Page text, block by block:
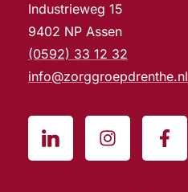
Industrieweg 15
9402 NP Assen
(0592) 33 12 32
info@zorggroepdrenthe.nl